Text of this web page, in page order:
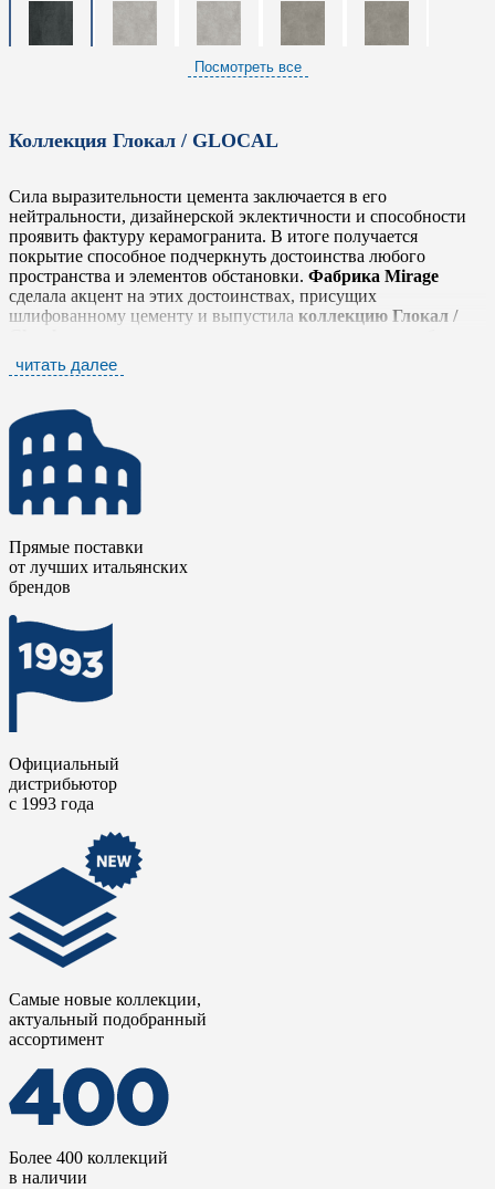
Посмотреть все
Коллекция Глокал / GLOCAL
Сила выразительности цемента заключается в его
нейтральности, дизайнерской эклектичности и способности
проявить фактуру керамогранита. В итоге получается
покрытие способное подчеркнуть достоинства любого
пространства и элементов обстановки. Фабрика Mirage
сделала акцент на этих достоинствах, присущих
шлифованному цементу и выпустила коллекцию Глокал /
наиболее оригинальном облике, не забывая о тщательной
Коллекция Глокал / Glocal
нейтральными тонами от белого до антрацита, которые
прекрасно сочетаются между собой. Серия дополнена яркими
элементами в стиле «Печворк» и стилизованными
мозаичными плашками в виде вытянутых ромбов. Такое
разнообразие позволяет комбинировать плитку с другими
коллекциямифабрики Mirage
выразительными дизайнерские и интерьерные решения.
читать далее
Прямые поставки
от лучших итальянских
брендов
Официальный
дистрибьютор
с 1993 года
Самые новые коллекции,
актуальный подобранный
ассортимент
Более 400 коллекций
в наличии